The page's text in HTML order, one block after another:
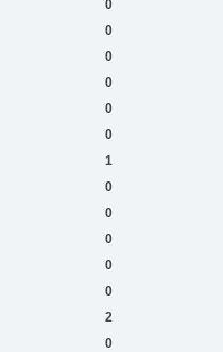
0
0
0
0
0
0
1
0
0
0
0
0
2
0